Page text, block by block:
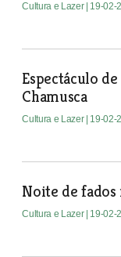
Cultura e Lazer | 19-02-
Espectáculo
Chamusca
Cultura e Lazer | 19-02-
Noite de fados
Cultura e Lazer | 19-02-